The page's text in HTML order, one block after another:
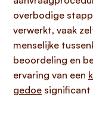
overbodige
verwerkt, vaak
menselijke
beoordeling en
ervaring van een
gedoe